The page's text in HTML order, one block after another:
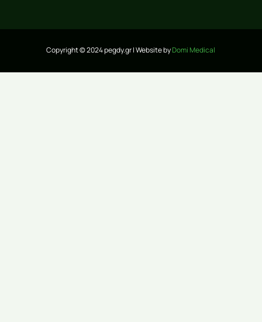
Copyright © 2024 pegdy.gr | Website byDomi Medical